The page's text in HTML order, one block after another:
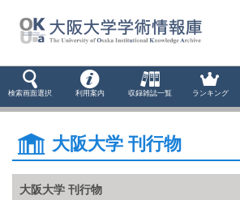
検索画面選択 利用案内 収録雑誌一覧 ランキング
大阪大学 刊行物
大阪大学 刊行物